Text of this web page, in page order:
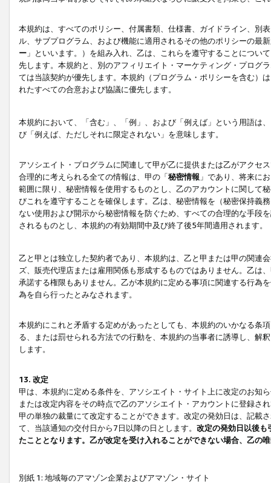
本規約は、すべてのポリシー、付属書類、仕様書、ガイドライン、別
ル、サブプログラム、および機能に適用されるその他のポリシーの最
ー 」といいます。）を組み入れ、乙は、これらを遵守することにつ
先します。本規約と、別のアフィリエイト・マーケティング・プログ
ては当該契約が優先します。本規約（プログラム・ポリシーを含む）
れたすべての合意および協議に優先します。
本規約において、「含む」、「例」、および「例えば」という用語は
び「例えば、ただしそれに限定されない」を意味します。
アソシエイト・プログラムに関連して甲が乙に提供または乙がアクセ
合理的に考えられる全ての情報は、甲の「秘密情報 」であり、将来に
範囲に限り、秘密情報を使用するものとし、乙のアカウントに関して
びこれを遵守することを確保します。乙は、秘密情報を（秘密保持義
ない使用および開示から秘密情報を防ぐため、すべての合理的な手段
されるものとし、本規約の有効期間中及び終了後5年間適用されます。
乙と甲とは独立した契約者であり、本規約は、乙と甲または甲の関連
ズ、販売代理店または雇用関係も形成するものではありません。乙は
承諾する権限もありません。乙が本規約に定める事項に関連する行為
為を自ら行ったとみなされます。
本規約にこれと矛盾する定めがあったとしても、本規約のいかなる条
る、または罰せられる方法での行動を、本規約の当事者に誘導し、解
します。
13. 改定
甲は、本規約に定める条件を、アソシエイト・サイト上に改定のお知
または改定内容をその時点で乙のアソシエイト・アカウントに登録さ
甲の単独の裁量にて改定することができます。改定の発効日は、記載
て、当該通知の交付日から7日以降の日とします。 改定の発効日以後も
たこととなります。乙が改定を受け入れることができない場合、乙の
別紙 1: 地域毎のアマゾン企業およびアマゾン・サイト